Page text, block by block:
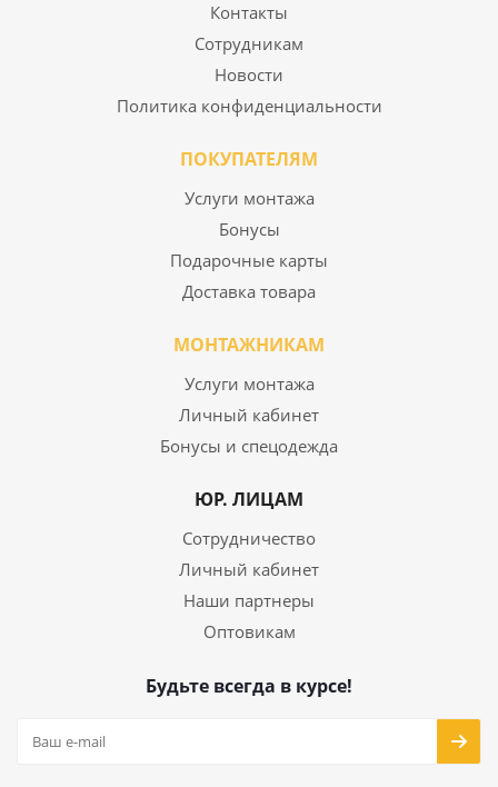
Контакты
Сотрудникам
Новости
Политика конфиденциальности
ПОКУПАТЕЛЯМ
Услуги монтажа
Бонусы
Подарочные карты
Доставка товара
МОНТАЖНИКАМ
Услуги монтажа
Личный кабинет
Бонусы и спецодежда
ЮР. ЛИЦАМ
Сотрудничество
Личный кабинет
Наши партнеры
Оптовикам
Будьте всегда в курсе!